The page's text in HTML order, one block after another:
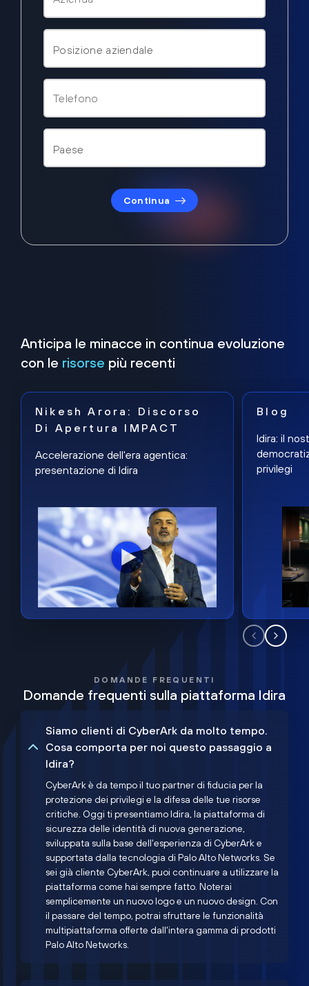
Continua
Anticipa le minacce in continua evoluzione
con le risorse più recenti
Nikesh Arora: Discorso
Di Apertura IMPACT
Accelerazione dell'era agentica:
presentazione di Idira
Blog
Idira: il
privilegi
DOMANDE FREQUENTI
Domande frequenti sulla piattaforma Idira
Siamo clienti di CyberArk da molto tempo.
Cosa comporta per noi questo passaggio a
Idira?
CyberArk è da tempo il tuo partner di fiducia per la
protezione dei privilegi e la difesa delle tue risorse
critiche. Oggi ti presentiamo Idira, la piattaforma di
sicurezza delle identità di nuova generazione,
sviluppata sulla base dell'esperienza di CyberArk e
supportata dalla tecnologia di Palo Alto Networks. Se
sei già cliente CyberArk, puoi continuare a utilizzare la
piattaforma come hai sempre fatto. Noterai
semplicemente un nuovo logo e un nuovo design. Con
il passare del tempo, potrai sfruttare le funzionalità
multipiattaforma offerte dall'intera gamma di prodotti
Palo Alto Networks.